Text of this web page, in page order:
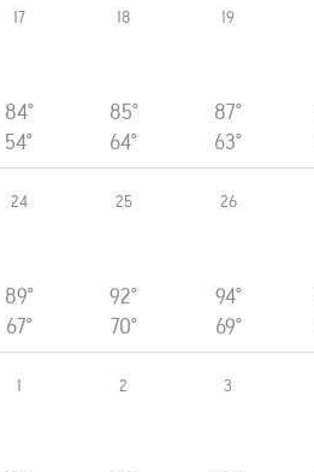
17
84°
54°
18
85°
64°
19
87°
63°
24
89°
67°
25
92°
70°
26
94°
69°
1 2 3